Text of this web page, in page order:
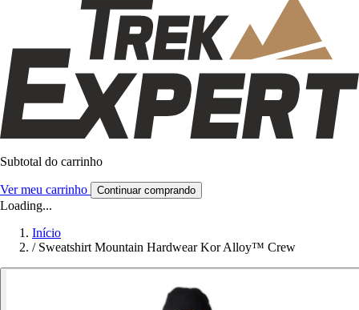
Subtotal do carrinho
Ver meu carrinho Continuar comprando
Loading...
Início
/ Sweatshirt Mountain Hardwear Kor Alloy™ Crew